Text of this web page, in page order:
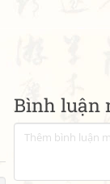
Bình luận